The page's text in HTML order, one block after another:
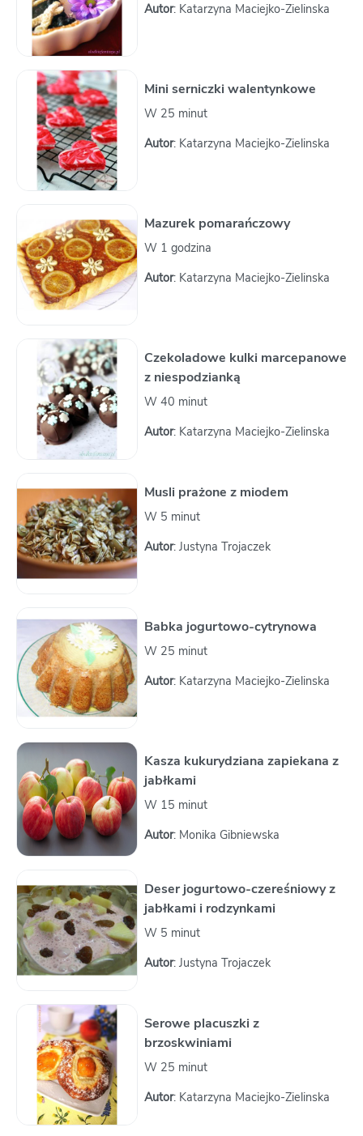
Autor: Katarzyna Maciejko-Zielinska
Mini serniczki walentynkowe
W 25 minut
Autor: Katarzyna Maciejko-Zielinska
Mazurek pomarańczowy
W 1 godzina
Autor: Katarzyna Maciejko-Zielinska
Czekoladowe kulki marcepanowe
z niespodzianką
W 40 minut
Autor: Katarzyna Maciejko-Zielinska
Musli prażone z miodem
W 5 minut
Autor: Justyna Trojaczek
Babka jogurtowo-cytrynowa
W 25 minut
Autor: Katarzyna Maciejko-Zielinska
Kasza kukurydziana zapiekana z
jabłkami
W 15 minut
Autor: Monika Gibniewska
Deser jogurtowo-czereśniowy z
jabłkami i rodzynkami
W 5 minut
Autor: Justyna Trojaczek
Serowe placuszki z
brzoskwiniami
W 25 minut
Autor: Katarzyna Maciejko-Zielinska